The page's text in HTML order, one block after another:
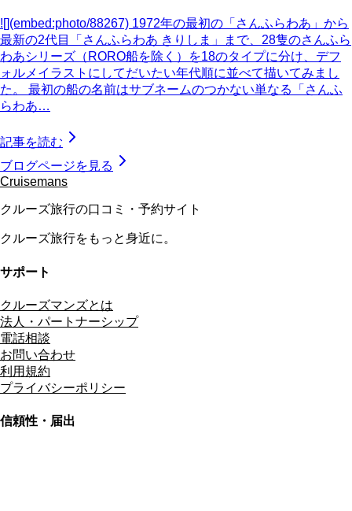
![](embed:photo/88267) 1972年の最初の「さんふらわあ」から
最新の2代目「さんふらわあ きりしま」まで、28隻のさんふら
わあシリーズ（RORO船を除く）を18のタイプに分け、デフ
ォルメイラストにしてだいたい年代順に並べて描いてみまし
た。 最初の船の名前はサブネームのつかない単なる「さんふ
らわあ…
記事を読む
ブログページを見る
Cruisemans
クルーズ旅行の口コミ・予約サイト
クルーズ旅行をもっと身近に。
サポート
クルーズマンズとは
法人・パートナーシップ
電話相談
お問い合わせ
利用規約
プライバシーポリシー
信頼性・届出